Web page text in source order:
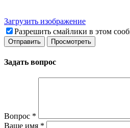
Загрузить изображение
Разрешить смайлики в этом
Задать вопрос
Вопрос *
Ваше имя *